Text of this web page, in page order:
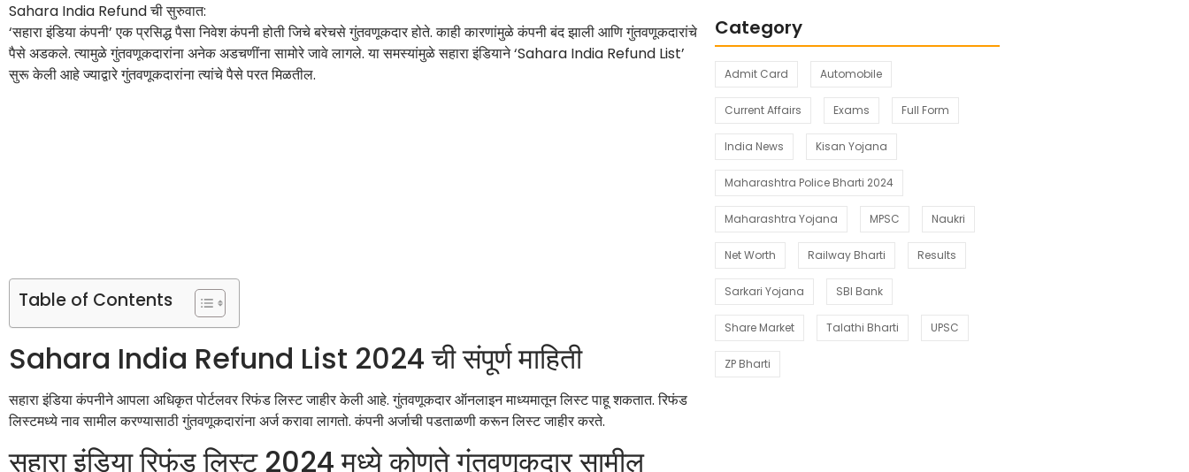
Sahara India Refund ची सुरुवात:
‘सहारा इंडिया कंपनी’ एक प्रसिद्ध पैसा निवेश कंपनी होती जिचे बरेचसे गुंतवणूकदार होते. काही कारणांमुळे कंपनी बंद झाली आणि गुंतवणूकदारांचे
पैसे अडकले. त्यामुळे गुंतवणूकदारांना अनेक अडचणींना सामोरे जावे लागले. या समस्यांमुळे सहारा इंडियाने ‘Sahara India Refund List’
सुरू केली आहे ज्याद्वारे गुंतवणूकदारांना त्यांचे पैसे परत मिळतील.
Table of Contents
Sahara India Refund List 2024 ची संपूर्ण माहिती
सहारा इंडिया कंपनीने आपला अधिकृत पोर्टलवर रिफंड लिस्ट जाहीर केली आहे. गुंतवणूकदार ऑनलाइन माध्यमातून लिस्ट पाहू शकतात. रिफंड
लिस्टमध्ये नाव सामील करण्यासाठी गुंतवणूकदारांना अर्ज करावा लागतो. कंपनी अर्जाची पडताळणी करून लिस्ट जाहीर करते.
सहारा इंडिया रिफंड लिस्ट 2024 मध्ये कोणते गुंतवणूकदार सामील
Category
Admit Card Automobile
Current Affairs Exams Full Form
India News Kisan Yojana
Maharashtra Police Bharti 2024
Maharashtra Yojana MPSC Naukri
Net Worth Railway Bharti Results
Sarkari Yojana SBI Bank
Share Market Talathi Bharti UPSC
ZP Bharti